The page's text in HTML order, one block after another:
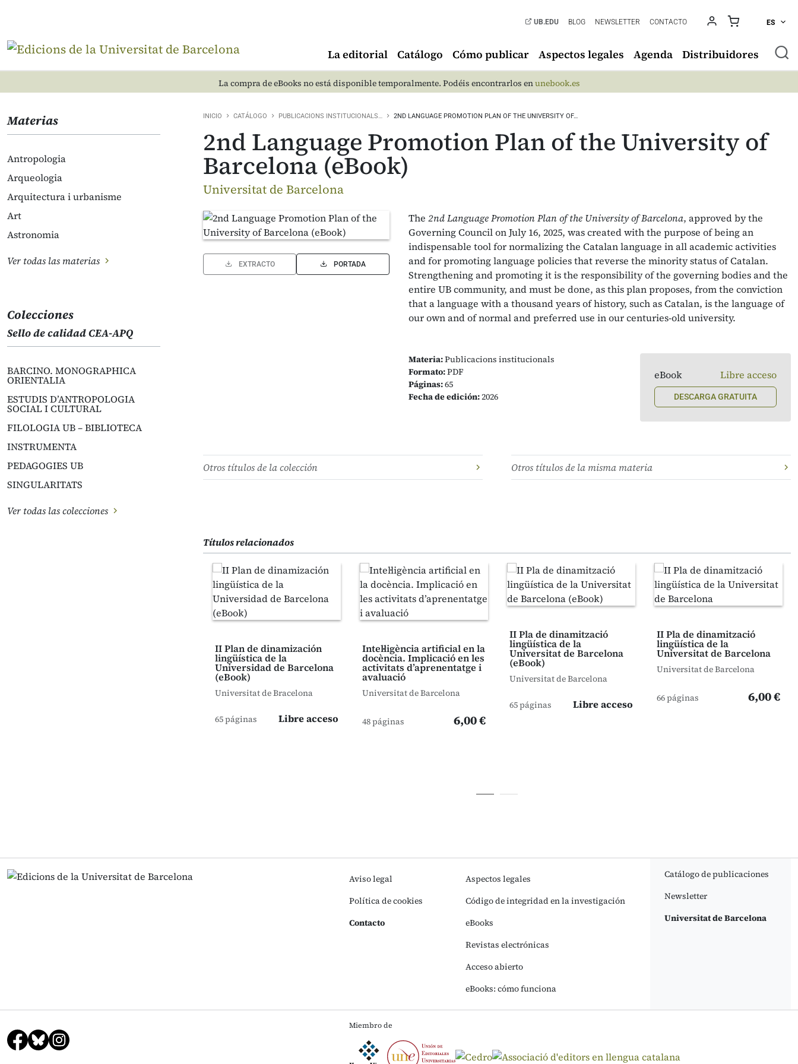
UB.EDU BLOG NEWSLETTER CONTACTO ES
La editorial Catálogo Cómo publicar Aspectos legales Agenda Distribuidores
La compra de eBooks no está disponible temporalmente. Podéis encontrarlos enunebook.es
Materias
Antropologia
Arqueologia
Arquitectura i urbanisme
Art
Astronomia
Ver todas las materias
Colecciones
Sello de calidad CEA-APQ
BARCINO. MONOGRAPHICA
ORIENTALIA
ESTUDIS D’ANTROPOLOGIA
SOCIAL I CULTURAL
FILOLOGIA UB – BIBLIOTECA
INSTRUMENTA
PEDAGOGIES UB
SINGULARITATS
Ver todas las colecciones
INICIO CATÁLOGO PUBLICACIONS INSTITUCIONALS… 2ND LANGUAGE PROMOTION PLAN OF THE UNIVERSITY OF…
2nd Language Promotion Plan of the University of
Barcelona (eBook)
Universitat de Barcelona
EXTRACTO PORTADA
The 2nd Language Promotion Plan of the University of Barcelona, ​​approved by the
Governing Council on July 16, 2025, was created with the purpose of being an
indispensable tool for normalizing the Catalan language in all academic activities
and for promoting language policies that reverse the minority status of Catalan.
Strengthening and promoting it is the responsibility of the governing bodies and the
entire UB community, and must be done, as this plan proposes, from the conviction
that a language with a thousand years of history, such as Catalan, is the language of
our own and of normal and preferred use in our centuries-old university.
Materia:Publicacions institucionals
Formato:PDF
Páginas:65
Fecha de edición:2026
eBook Libre acceso
DESCARGA GRATUITA
Otros títulos de la colección Otros títulos de la misma materia
Títulos relacionados
II Plan de dinamización
lingüística de la
Universidad de Barcelona
(eBook)
Universitat de Bracelona
65 páginas Libre acceso
Intel·ligència artificial en la
docència. Implicació en les
activitats d’aprenentatge i
avaluació
Universitat de Barcelona
48 páginas 6,00 €
II Pla de dinamització
lingüística de la
Universitat de Barcelona
(eBook)
Universitat de Barcelona
65 páginas Libre acceso
II Pla de dinamització
lingüística de la
Universitat de Barcelona
Universitat de Barcelona
66 páginas 6,00 €
Aviso legal
Política de cookies
Contacto
Aspectos legales
Código de integridad en la investigación
eBooks
Revistas electrónicas
Acceso abierto
eBooks: cómo funciona
Catálogo de publicaciones
Newsletter
Universitat de Barcelona
Miembro de